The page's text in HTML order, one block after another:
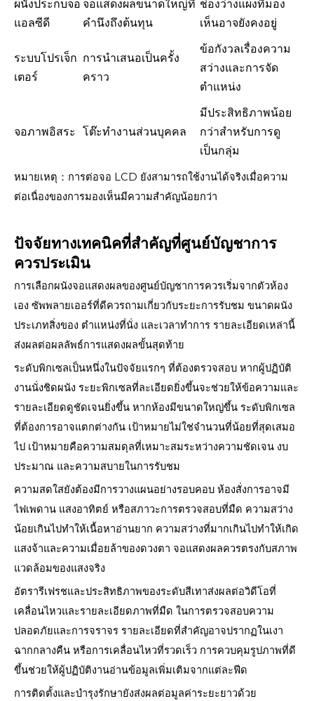
ผนังประกบจอ
แอลซีดี
จอแสดงผลขนาดใหญ่ที่
คำนึงถึงต้นทุน
ช่องว่างแผงที่มอง
เห็นอาจยังคงอยู่
ระบบโปรเจ็ก
เตอร์
การนำเสนอเป็นครั้ง
คราว
ข้อกังวลเรื่องความ
สว่างและการจัด
ตำแหน่ง
จอภาพอิสระ โต๊ะทำงานส่วนบุคคล
มีประสิทธิภาพน้อย
กว่าสำหรับการดู
เป็นกลุ่ม
หมายเหตุ：การต่อจอ LCD ยังสามารถใช้งานได้จริงเมื่อความ
ต่อเนื่องของการมองเห็นมีความสำคัญน้อยกว่า
ปัจจัยทางเทคนิคที่สำคัญที่ศูนย์บัญชาการ
ควรประเมิน
การเลือกผนังจอแสดงผลของศูนย์บัญชาการควรเริ่มจากตัวห้อง
เอง ซัพพลายเออร์ที่ดีควรถามเกี่ยวกับระยะการรับชม ขนาดผนัง
ประเภทสิ่งของ ตำแหน่งที่นั่ง และเวลาทำการ รายละเอียดเหล่านี้
ส่งผลต่อผลลัพธ์การแสดงผลขั้นสุดท้าย
ระดับพิกเซลเป็นหนึ่งในปัจจัยแรกๆ ที่ต้องตรวจสอบ หากผู้ปฏิบัติ
งานนั่งชิดผนัง ระยะพิกเซลที่ละเอียดยิ่งขึ้นจะช่วยให้ข้อความและ
รายละเอียดดูชัดเจนยิ่งขึ้น หากห้องมีขนาดใหญ่ขึ้น ระดับพิกเซล
ที่ต้องการอาจแตกต่างกัน เป้าหมายไม่ใช่จำนวนที่น้อยที่สุดเสมอ
ไป เป้าหมายคือความสมดุลที่เหมาะสมระหว่างความชัดเจน งบ
ประมาณ และความสบายในการรับชม
ความสดใสยังต้องมีการวางแผนอย่างรอบคอบ ห้องสั่งการอาจมี
ไฟเพดาน แสงอาทิตย์ หรือสภาวะการตรวจสอบที่มืด ความสว่าง
น้อยเกินไปทำให้เนื้อหาอ่านยาก ความสว่างที่มากเกินไปทำให้เกิด
แสงจ้าและความเมื่อยล้าของดวงตา จอแสดงผลควรตรงกับสภาพ
แวดล้อมของแสงจริง
อัตรารีเฟรชและประสิทธิภาพของระดับสีเทาส่งผลต่อวิดีโอที่
เคลื่อนไหวและรายละเอียดภาพที่มืด ในการตรวจสอบความ
ปลอดภัยและการจราจร รายละเอียดที่สำคัญอาจปรากฏในเงา
ฉากกลางคืน หรือการเคลื่อนไหวที่รวดเร็ว การควบคุมรูปภาพที่ดี
ขึ้นช่วยให้ผู้ปฏิบัติงานอ่านข้อมูลเพิ่มเติมจากแต่ละฟีด
การติดตั้งและบำรุงรักษายังส่งผลต่อมูลค่าระยะยาวด้วย